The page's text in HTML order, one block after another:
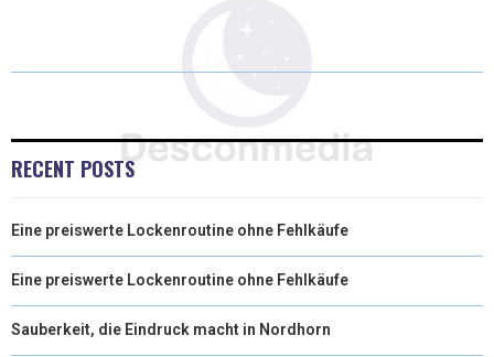
W
E
)
E
O
K
K
D
N
I
RECENT POSTS
Eine preiswerte Lockenroutine ohne Fehlkäufe
Eine preiswerte Lockenroutine ohne Fehlkäufe
Sauberkeit, die Eindruck macht in Nordhorn